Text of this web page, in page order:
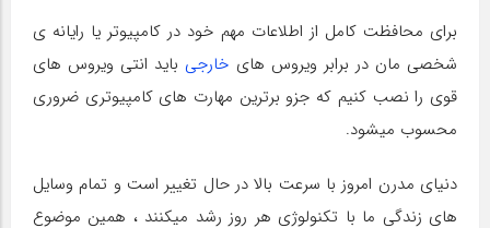
برای محافظت کامل از اطلاعات مهم خود در کامپیوتر یا رایانه ی
شخصی مان در برابر ویروس های خارجی باید انتی ویروس های
قوی را نصب کنیم که جزو برترین مهارت های کامپیوتری ضروری
محسوب میشود.
دنیای مدرن امروز با سرعت بالا در حال تغییر است و تمام وسایل
های زندگی ما با تکنولوژی هر روز رشد میکنند ، همین موضوع